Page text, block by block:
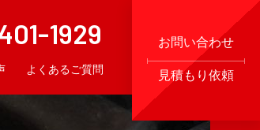
1929
よくあるご質問
お問い合わせ
見積もり依頼